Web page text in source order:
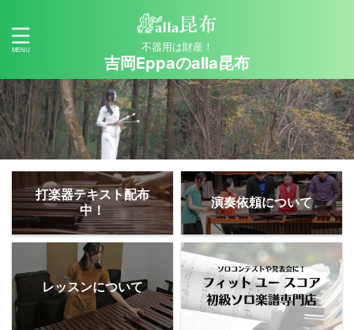
不器用は財産！
吉岡Eppaのalla昆布
打楽器テキスト配布
中！
演奏依頼について
レッスンについて